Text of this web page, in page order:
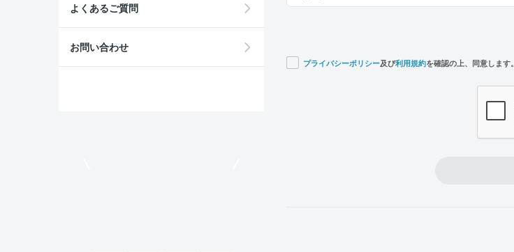
プライバシーポリシー及び利用規約を確認の上、同意します。
よくあるご質問
お問い合わせ